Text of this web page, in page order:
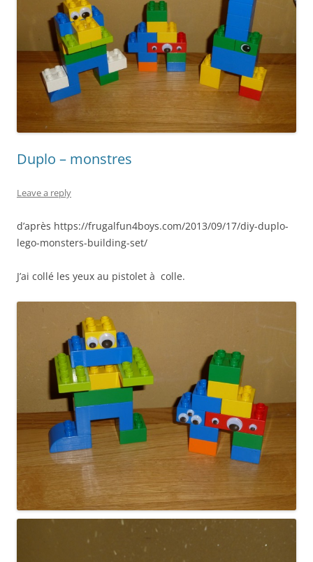
Duplo – monstres
Leave a reply
d’après https://frugalfun4boys.com/2013/09/17/diy-duplo-
lego-monsters-building-set/
J’ai collé les yeux au pistolet à colle.